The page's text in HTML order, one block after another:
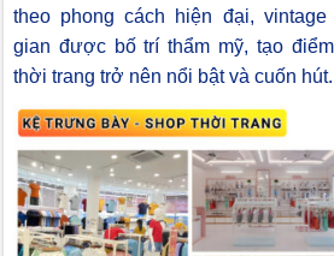
theo phong cách hiện đại, vintage
gian được bố trí thẩm mỹ, tạo
thời trang trở nên nổi bật và cuốn hút.